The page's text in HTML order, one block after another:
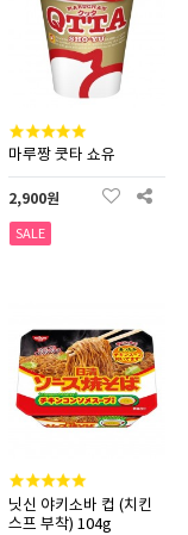
마루짱 쿳타 쇼유
2,900원
SALE
닛신 야키소바 컵 (치킨
스프 부착) 104g